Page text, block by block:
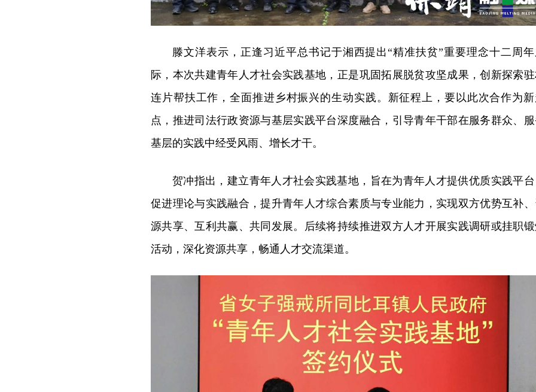
滕文洋表示，正逢习近平总书记于湘西提出“精准扶贫”重要理念十二周
际，本次共建青年人才社会实践基地，正是巩固拓展脱贫攻坚成果，创新探索
连片帮扶工作，全面推进乡村振兴的生动实践。新征程上，要以此次合作为
点，推进司法行政资源与基层实践平台深度融合，引导青年干部在服务群众、
基层的实践中经受风雨、增长才干。
贺冲指出，建立青年人才社会实践基地，旨在为青年人才提供优质实践平
促进理论与实践融合，提升青年人才综合素质与专业能力，实现双方优势互补
源共享、互利共赢、共同发展。后续将持续推进双方人才开展实践调研或挂职
活动，深化资源共享，畅通人才交流渠道。